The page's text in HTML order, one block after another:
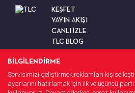
KEŞFET
YAYIN AKIŞI
CANLI İZLE
TLC BLOG
TESTLER
BİLGİLENDİRME
Servisimizi geliştirmek,reklamları
ayarlarını hatırlamak için ilk ve üçüncü